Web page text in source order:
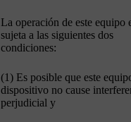
La operación de este equipo
sujeta a las siguientes dos
condiciones:
(1) Es posible que este
dispositivo no cause
perjudicial y